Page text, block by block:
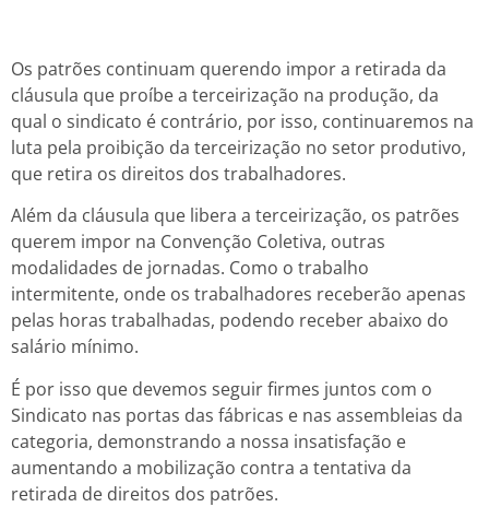
Os patrões continuam querendo impor a retirada da
cláusula que proíbe a terceirização na produção, da
qual o sindicato é contrário, por isso, continuaremos na
luta pela proibição da terceirização no setor produtivo,
que retira os direitos dos trabalhadores.
Além da cláusula que libera a terceirização, os patrões
querem impor na Convenção Coletiva, outras
modalidades de jornadas. Como o trabalho
intermitente, onde os trabalhadores receberão apenas
pelas horas trabalhadas, podendo receber abaixo do
salário mínimo.
É por isso que devemos seguir firmes juntos com o
Sindicato nas portas das fábricas e nas assembleias da
categoria, demonstrando a nossa insatisfação e
aumentando a mobilização contra a tentativa da
retirada de direitos dos patrões.